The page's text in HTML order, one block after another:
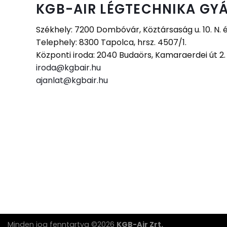
KGB-AIR LÉGTECHNIKA
Székhely: 7200 Dombóvár, Köztársaság u. 10. N.
Telephely: 8300 Tapolca, hrsz. 4507/1.
Központi iroda: 2040 Budaörs, Kamaraerdei út 2.
iroda@kgbair.hu
ajanlat@kgbair.hu
Minden jog fenntartva ©2026 KGB-Air Zrt.